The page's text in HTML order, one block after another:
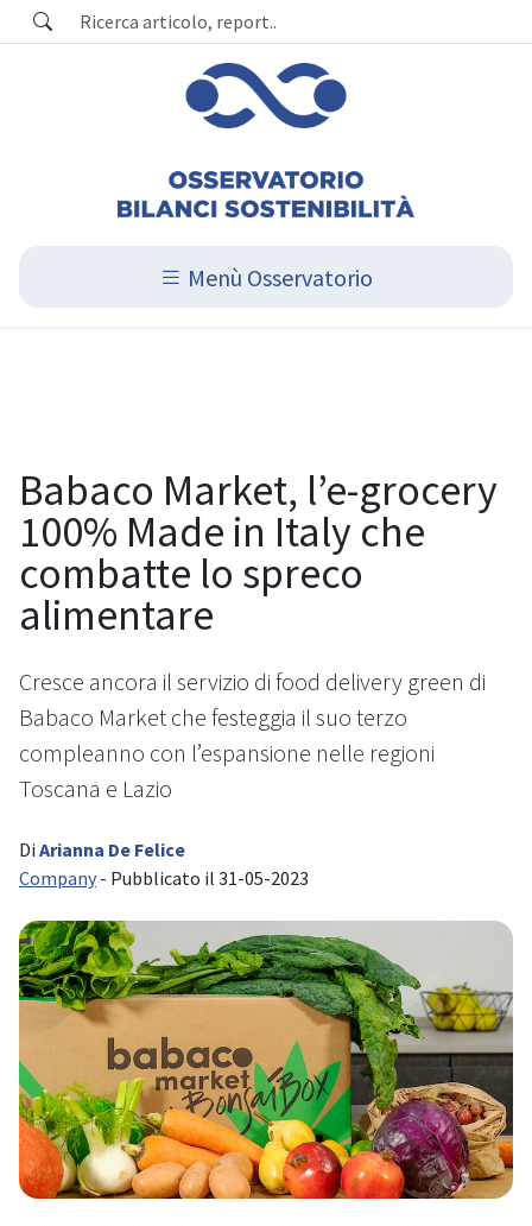
Menù Osservatorio
Babaco Market, l’e-grocery
100% Made in Italy che
combatte lo spreco
alimentare
Cresce ancora il servizio di food delivery green di
Babaco Market che festeggia il suo terzo
compleanno con l’espansione nelle regioni
Toscana e Lazio
Di Arianna De Felice
Company - Pubblicato il 31-05-2023